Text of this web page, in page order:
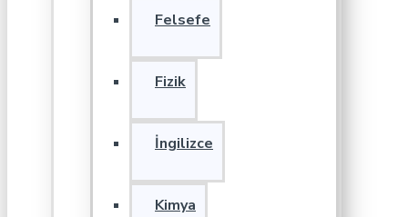
Felsefe
Fizik
İngilizce
Kimya